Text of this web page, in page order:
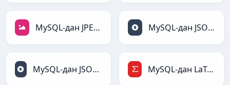
MySQL-дан JPEG-ға MySQL-дан JSON-ға
MySQL-дан JSONLines-ға MySQL-дан LaTeX-ға